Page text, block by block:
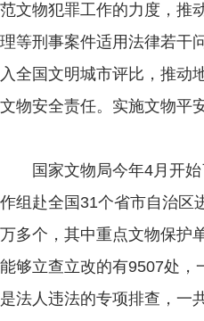
范文物犯罪工作的力度，推
理等刑事案件适用法律若干
入全国文明城市评比，推动
文物安全责任。实施文物平
国家文物局今年4月开始
作组赴全国31个省市自治区
万多个，其中重点文物保护
能够立查立改的有9507处，
是法人违法的专项排查，一